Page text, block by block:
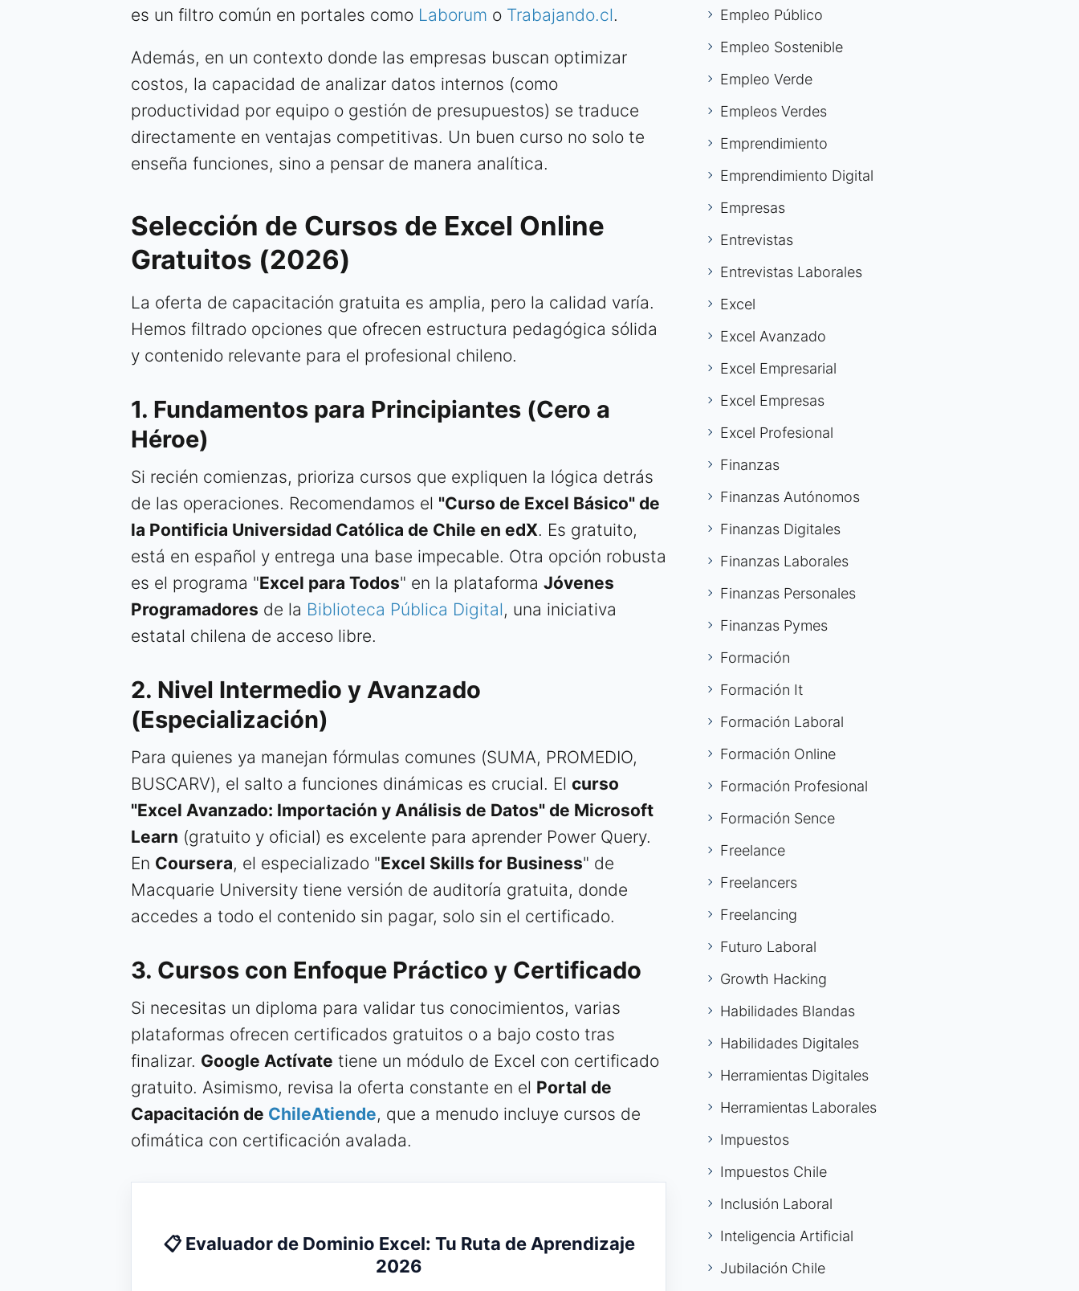
es un filtro común en portales como Laborum o Trabajando.cl.
Además, en un contexto donde las empresas buscan optimizar
costos, la capacidad de analizar datos internos (como
productividad por equipo o gestión de presupuestos) se traduce
directamente en ventajas competitivas. Un buen curso no solo te
enseña funciones, sino a pensar de manera analítica.
Selección de Cursos de Excel Online
Gratuitos (2026)
La oferta de capacitación gratuita es amplia, pero la calidad varía.
Hemos filtrado opciones que ofrecen estructura pedagógica sólida
y contenido relevante para el profesional chileno.
1. Fundamentos para Principiantes (Cero a
Héroe)
Si recién comienzas, prioriza cursos que expliquen la lógica detrás
de las operaciones. Recomendamos el "Curso de Excel Básico" de
la Pontificia Universidad Católica de Chile en edX. Es gratuito,
está en español y entrega una base impecable. Otra opción robusta
es el programa "Excel para Todos" en la plataforma Jóvenes
Programadores de la Biblioteca Pública Digital, una iniciativa
estatal chilena de acceso libre.
2. Nivel Intermedio y Avanzado
(Especialización)
Para quienes ya manejan fórmulas comunes (SUMA, PROMEDIO,
BUSCARV), el salto a funciones dinámicas es crucial. El curso
"Excel Avanzado: Importación y Análisis de Datos" de Microsoft
Learn (gratuito y oficial) es excelente para aprender Power Query.
En Coursera, el especializado "Excel Skills for Business" de
Macquarie University tiene versión de auditoría gratuita, donde
accedes a todo el contenido sin pagar, solo sin el certificado.
3. Cursos con Enfoque Práctico y Certificado
Si necesitas un diploma para validar tus conocimientos, varias
plataformas ofrecen certificados gratuitos o a bajo costo tras
finalizar. Google Actívate tiene un módulo de Excel con certificado
gratuito. Asimismo, revisa la oferta constante en el Portal de
Capacitación de ChileAtiende, que a menudo incluye cursos de
ofimática con certificación avalada.
📋 Evaluador de Dominio Excel: Tu Ruta de Aprendizaje
2026
Empleo Público
Empleo Sostenible
Empleo Verde
Empleos Verdes
Emprendimiento
Emprendimiento Digital
Empresas
Entrevistas
Entrevistas Laborales
Excel
Excel Avanzado
Excel Empresarial
Excel Empresas
Excel Profesional
Finanzas
Finanzas Autónomos
Finanzas Digitales
Finanzas Laborales
Finanzas Personales
Finanzas Pymes
Formación
Formación It
Formación Laboral
Formación Online
Formación Profesional
Formación Sence
Freelance
Freelancers
Freelancing
Futuro Laboral
Growth Hacking
Habilidades Blandas
Habilidades Digitales
Herramientas Digitales
Herramientas Laborales
Impuestos
Impuestos Chile
Inclusión Laboral
Inteligencia Artificial
Jubilación Chile